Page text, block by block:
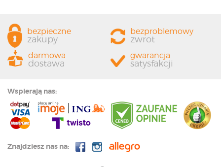
bezpieczne
zakupy
bezproblemowy
zwrot
darmowa
dostawa
gwarancja
satysfakcji
Wspierają nas:
Znajdziesz nas na: